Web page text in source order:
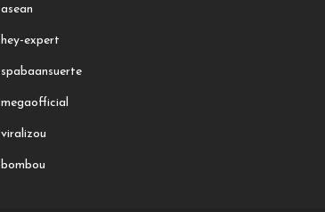
asean
hey-expert
spabaansuerte
megaofficial
viralizou
bombou